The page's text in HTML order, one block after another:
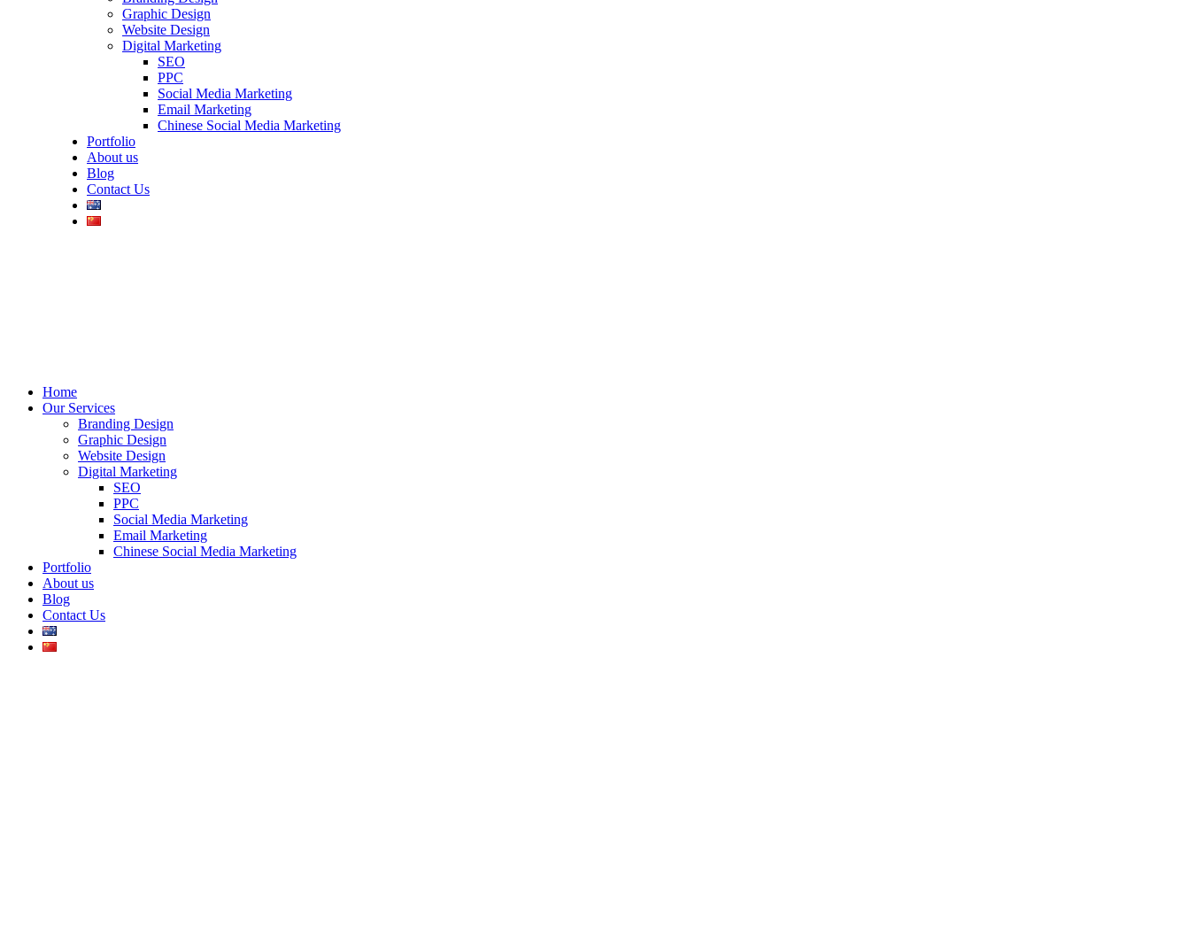
Graphic Design
Website Design
Digital Marketing
SEO
PPC
Social Media Marketing
Email Marketing
Chinese Social Media Marketing
Portfolio
About us
Blog
Contact Us
Home
Our Services
Branding Design
Graphic Design
Website Design
Digital Marketing
SEO
PPC
Social Media Marketing
Email Marketing
Chinese Social Media Marketing
Portfolio
About us
Blog
Contact Us